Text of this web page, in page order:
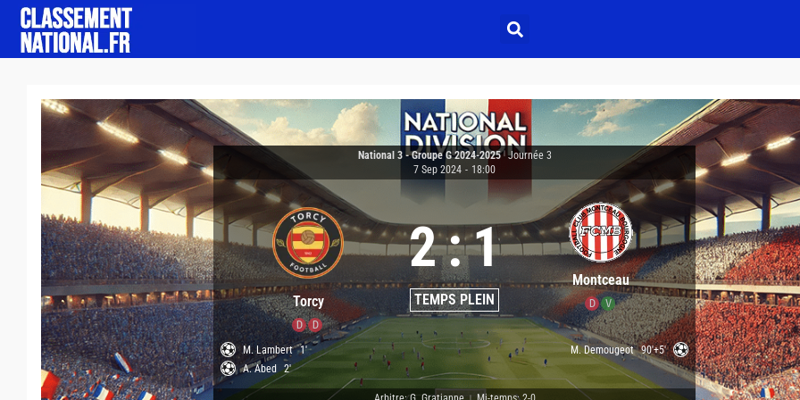
National 3 - Groupe G 2024-2025 | Journée 3
7 Sep 2024 - 18:00
Torcy
D D
2:1
TEMPS PLEIN
Montceau
D V
M. Lambert 1'
A. Abed
2'
M. Demougeot 90'+5'